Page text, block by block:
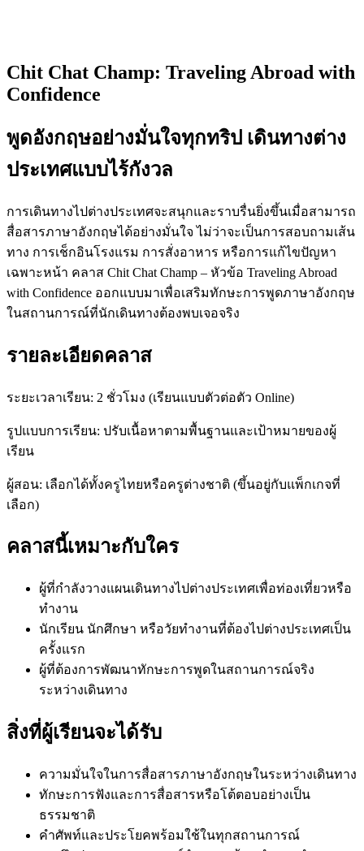
Chit Chat Champ: Traveling Abroad with
Confidence
พูดอังกฤษอย่างมั่นใจทุกทริป เดินทางต่าง
ประเทศแบบไร้กังวล
การเดินทางไปต่างประเทศจะสนุกและราบรื่นยิ่งขึ้นเมื่อสามารถ
สื่อสารภาษาอังกฤษได้อย่างมั่นใจ ไม่ว่าจะเป็นการสอบถามเส้น
ทาง การเช็กอินโรงแรม การสั่งอาหาร หรือการแก้ไขปัญหา
เฉพาะหน้า คลาส Chit Chat Champ – หัวข้อ Traveling Abroad
with Confidence ออกแบบมาเพื่อเสริมทักษะการพูดภาษาอังกฤษ
ในสถานการณ์ที่นักเดินทางต้องพบเจอจริง
รายละเอียดคลาส
ระยะเวลาเรียน: 2 ชั่วโมง (เรียนแบบตัวต่อตัว Online)
รูปแบบการเรียน: ปรับเนื้อหาตามพื้นฐานและเป้าหมายของผู้
เรียน
ผู้สอน: เลือกได้ทั้งครูไทยหรือครูต่างชาติ (ขึ้นอยู่กับแพ็กเกจที่
เลือก)
คลาสนี้เหมาะกับใคร
ผู้ที่กำลังวางแผนเดินทางไปต่างประเทศเพื่อท่องเที่ยวหรือ
ทำงาน
นักเรียน นักศึกษา หรือวัยทำงานที่ต้องไปต่างประเทศเป็น
ครั้งแรก
ผู้ที่ต้องการพัฒนาทักษะการพูดในสถานการณ์จริง
ระหว่างเดินทาง
สิ่งที่ผู้เรียนจะได้รับ
ความมั่นใจในการสื่อสารภาษาอังกฤษในระหว่างเดินทาง
ทักษะการฟังและการสื่อสารหรือโต้ตอบอย่างเป็น
ธรรมชาติ
คำศัพท์และประโยคพร้อมใช้ในทุกสถานการณ์